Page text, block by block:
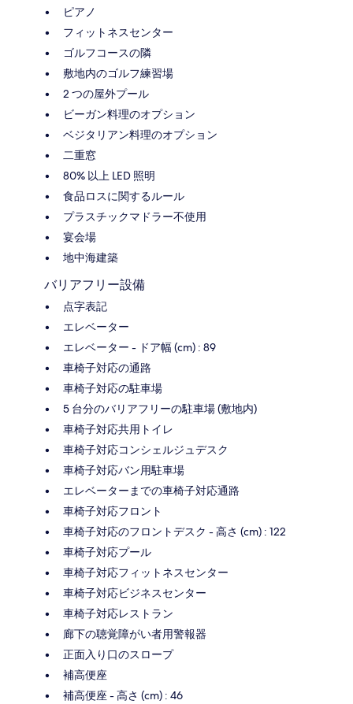
ピアノ
フィットネスセンター
ゴルフコースの隣
敷地内のゴルフ練習場
2 つの屋外プール
ビーガン料理のオプション
ベジタリアン料理のオプション
二重窓
80% 以上 LED 照明
食品ロスに関するルール
プラスチックマドラー不使用
宴会場
地中海建築
バリアフリー設備
点字表記
エレベーター
エレベーター - ドア幅 (cm) : 89
車椅子対応の通路
車椅子対応の駐車場
5 台分のバリアフリーの駐車場 (敷地内)
車椅子対応共用トイレ
車椅子対応コンシェルジュデスク
車椅子対応バン用駐車場
エレベーターまでの車椅子対応通路
車椅子対応フロント
車椅子対応のフロントデスク - 高さ (cm) : 122
車椅子対応プール
車椅子対応フィットネスセンター
車椅子対応ビジネスセンター
車椅子対応レストラン
廊下の聴覚障がい者用警報器
正面入り口のスロープ
補高便座
補高便座 - 高さ (cm) : 46